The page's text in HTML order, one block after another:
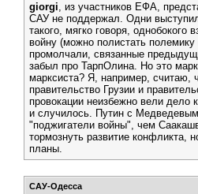
giorgi, из участников ЕФА,
САУ не поддержал. Одни
такого, мягко говоря, однобокого
войну (можно полистать
промолчали, связанные
забыл про ТарпОлина. Но это
марксиста? Я, например, считаю,
правительство Грузии и
провокации неизбежно вели дело
и случилось. Путин с
"поджигатели войны", чем
тормознуть развитие конфликта,
планы.
САУ-Одесса